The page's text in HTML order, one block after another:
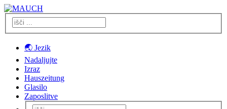
🌏 Jezik
Nadaljujte
Izraz
Hauszeitung
Glasilo
Zaposlitve